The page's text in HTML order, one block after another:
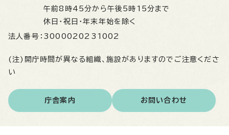
午前8時45分から午後5時15分まで
休日・祝日・年末年始を除く
法人番号： 3000020231002
(注)開庁時間が異なる組織、施設がありますのでご注意くださ
い
庁舎案内 お問い合わせ